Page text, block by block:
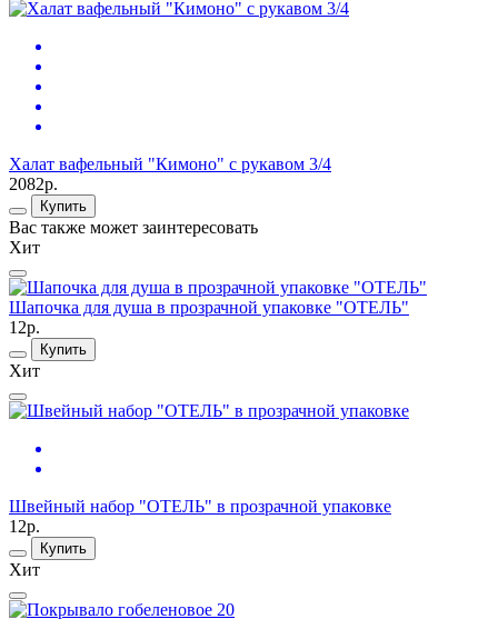
Халат вафельный "Кимоно" с рукавом 3/4
2082р.
Купить
Вас также может заинтересовать
Хит
Шапочка для душа в прозрачной упаковке "ОТЕЛЬ"
12р.
Купить
Хит
Швейный набор "ОТЕЛЬ" в прозрачной упаковке
12р.
Купить
Хит